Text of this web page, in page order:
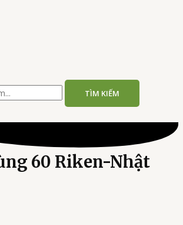
TÌM KIẾM
60 Riken-Nhật